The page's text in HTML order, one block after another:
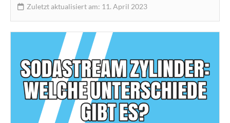
Zuletzt aktualisiert am: 11. April 2023